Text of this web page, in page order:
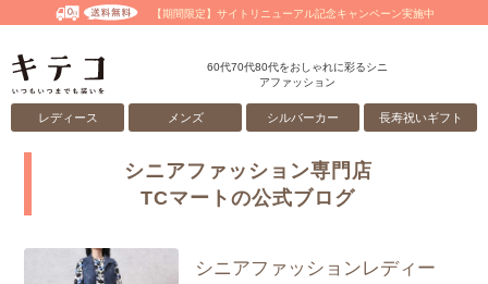
【期間限定】サイトリニューアル記念キャンペーン実施中
60代70代80代をおしゃれに彩るシニ
アファッション
レディース メンズ シルバーカー 長寿祝いギフト
シニアファッション専門店
TCマートの公式ブログ
シニアファッションレディー